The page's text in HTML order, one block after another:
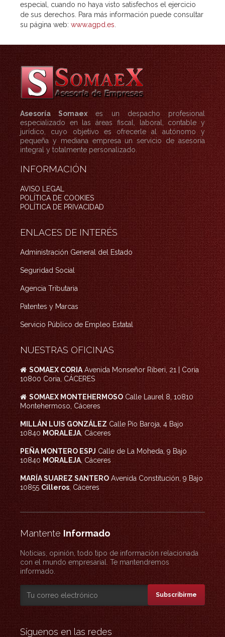
especial, cuando no haya visto satisfechos el ejercicio
de sus derechos. Para más información puede consultar
su página web: www.agpd.es
Asesoría Somaex es un despacho profesional
especializado en las áreas fiscal, laboral, contable y
jurídico, cuyo objetivo es ofrecerle al autónomo y
pequeña y mediana empresa un servicio de asesoría
integral y totalmente personalizado.
INFORMACIÓN
AVISO LEGAL
POLÍTICA DE COOKIES
POLÍTICA DE PRIVACIDAD
ENLACES DE INTERÉS
Administración General del Estado
Seguridad Social
Agencia Tributaria
Patentes y Marcas
Servicio Público de Empleo Estatal
NUESTRAS OFICINAS
SOMAEX CORIA Avenida Monseñor Riberi, 21 | Coria
10800 Coria, CÁCERES
SOMAEX MONTEHERMOSOCalle Laurel 8, 10810
Montehermoso, Cáceres
MILLÁN LUIS GONZÁLEZ Calle Pío Baroja, 4 Bajo
10840 MORALEJA , Cáceres
PEÑA MONTERO ESPJ Calle de La Moheda, 9 Bajo
10840 MORALEJA , Cáceres
MARÍA SUAREZ SANTERO Avenida Constitución, 9 Bajo
10855 Cilleros , Cáceres
Mantente Informado
Noticias, opinión, todo tipo de información relacionada
con el mundo empresarial. Te mantendremos
informado.
Subscribirme
Síguenos en las redes